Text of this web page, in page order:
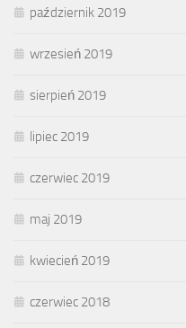
październik 2019
wrzesień 2019
sierpień 2019
lipiec 2019
czerwiec 2019
maj 2019
kwiecień 2019
czerwiec 2018